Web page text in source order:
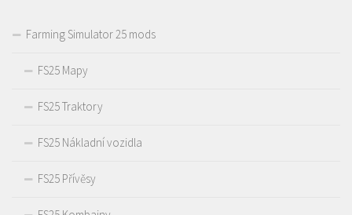
Farming Simulator 25 mods
FS25 Mapy
FS25 Traktory
FS25 Nákladní vozidla
FS25 Přívěsy